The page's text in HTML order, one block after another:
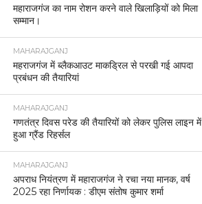
महाराजगंज का नाम रोशन करने वाले खिलाड़ियों को मिला
सम्मान।
MAHARAJGANJ
महराजगंज में ब्लैकआउट माकड्रिल से परखी गई आपदा
प्रबंधन की तैयारियां
MAHARAJGANJ
गणतंत्र दिवस परेड की तैयारियों को लेकर पुलिस लाइन में
हुआ ग्रैंड रिहर्सल
MAHARAJGANJ
अपराध नियंत्रण में महाराजगंज ने रचा नया मानक, वर्ष
2025 रहा निर्णायक : डीएम संतोष कुमार शर्मा